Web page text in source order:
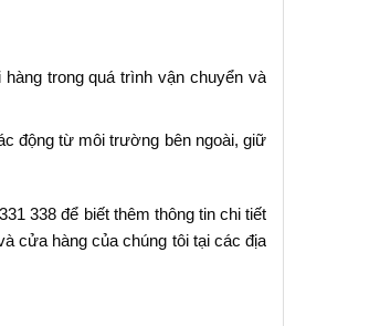
trong quá trình vận chuyển và
động từ môi trường bên ngoài, giữ
338 để biết thêm thông tin chi tiết
cửa hàng của chúng tôi tại các địa